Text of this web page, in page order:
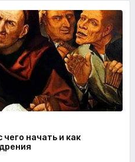
начать и как